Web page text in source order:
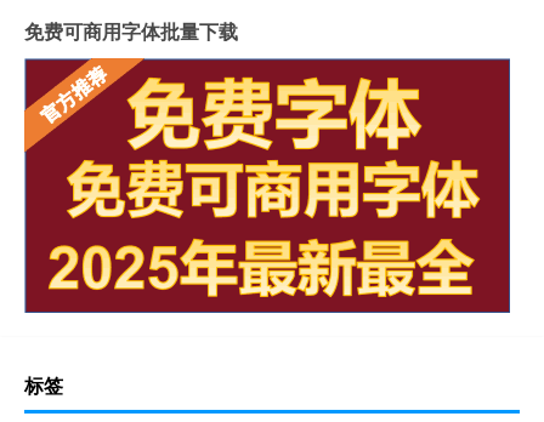
免费可商用字体批量下载
标签